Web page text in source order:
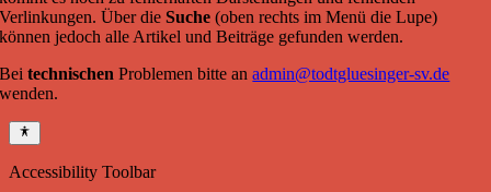
Verlinkungen. Über dieSuche (oben rechts im Menü die Lupe)
können jedoch alle Artikel und Beiträge gefunden werden.
Beitechnischen Problemen bitte anadmin@todtgluesinger-sv.de
wenden.
Accessibility Toolbar